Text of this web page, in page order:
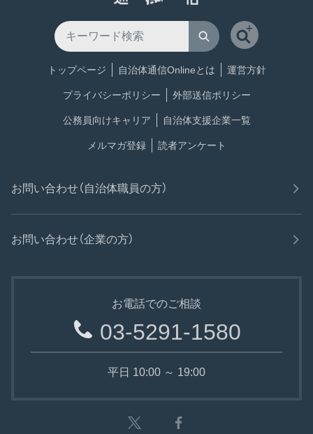
トップページ 自治体通信Onlineとは 運営方針
プライバシーポリシー 外部送信ポリシー
公務員向けキャリア 自治体支援企業一覧
メルマガ登録 読者アンケート
お問い合わせ（自治体職員の方）
お問い合わせ（企業の方）
お電話でのご相談
03-5291-1580
平日 10:00 ～ 19:00